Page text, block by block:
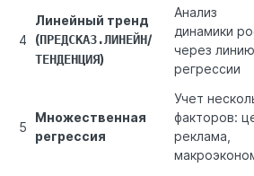
4
Линейный тренд
(ПРЕДСКАЗ.ЛИНЕЙН/
ТЕНДЕНЦИЯ)
Анализ
динамики
через линию
регрессии
5
Множественная
регрессия
Учет
факторов:
реклама,